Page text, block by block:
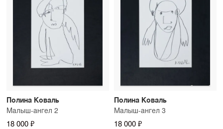
Полина Коваль
Малыш-ангел 2
18 000 ₽
Полина Коваль
Малыш-ангел 3
18 000 ₽